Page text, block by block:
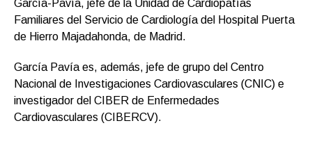
García-Pavía, jefe de la Unidad de Cardiopatías
Familiares del Servicio de Cardiología del Hospital Puerta
de Hierro Majadahonda, de Madrid.
García Pavía es, además, jefe de grupo del Centro
Nacional de Investigaciones Cardiovasculares (CNIC) e
investigador del CIBER de Enfermedades
Cardiovasculares (CIBERCV).